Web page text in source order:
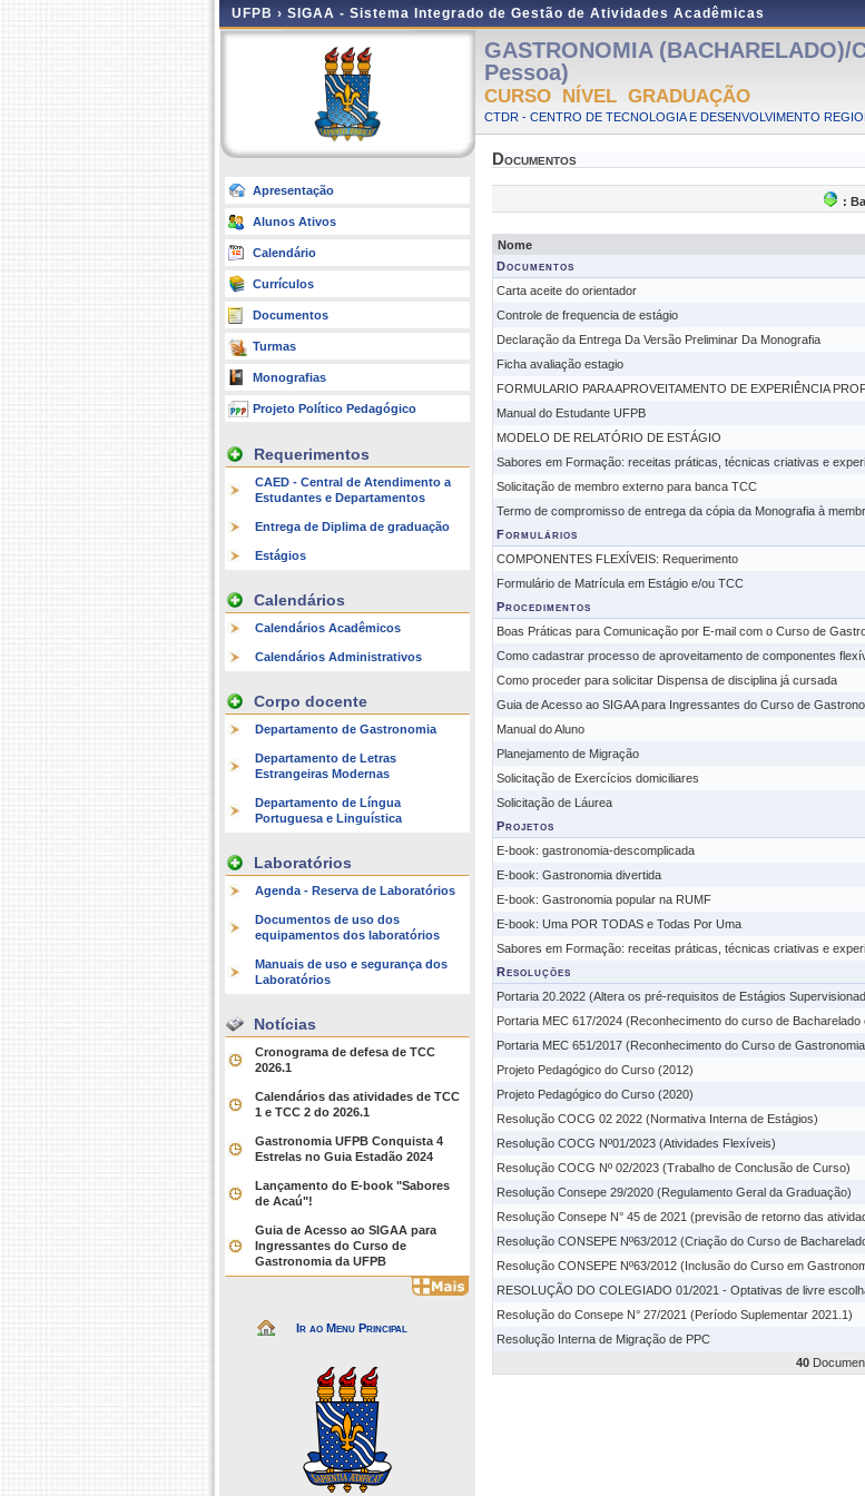
UFPB › SIGAA - Sistema Integrado de Gestão de Atividades Acadêmicas
Apresentação
Alunos Ativos
Calendário
Currículos
Documentos
Turmas
Monografias
Projeto Político Pedagógico
Requerimentos
CAED - Central de Atendimento a
Estudantes e Departamentos
Entrega de Diplima de graduação
Estágios
Calendários
Calendários Acadêmicos
Calendários Administrativos
Corpo docente
Departamento de Gastronomia
Departamento de Letras
Estrangeiras Modernas
Departamento de Língua
Portuguesa e Linguística
Laboratórios
Agenda - Reserva de Laboratórios
Documentos de uso dos
equipamentos dos laboratórios
Manuais de uso e segurança dos
Laboratórios
Notícias
Cronograma de defesa de TCC
2026.1
Calendários das atividades de TCC
1 e TCC 2 do 2026.1
Gastronomia UFPB Conquista 4
Estrelas no Guia Estadão 2024
Lançamento do E-book "Sabores
de Acaú"!
Guia de Acesso ao SIGAA para
Ingressantes do Curso de
Gastronomia da UFPB
Ir ao Menu Principal
GASTRONOMIA
Pessoa)
CURSO NÍVEL GRADUAÇÃO
CTDR - CENTRO DE TECNOLOGIA E DESENVOLVIMENTO
Documentos
:
Nome
Documentos
Carta aceite do orientador
Controle de frequencia de estágio
Declaração da Entrega Da Versão Preliminar Da Monografia
Ficha avaliação estagio
FORMULARIO PARA APROVEITAMENTO DE EXPERIÊNCIA
Manual do Estudante UFPB
MODELO DE RELATÓRIO DE ESTÁGIO
Sabores em Formação: receitas práticas, técnicas criativas e
Solicitação de membro externo para banca TCC
Termo de compromisso de entrega da cópia da Monografia à
Formulários
COMPONENTES FLEXÍVEIS: Requerimento
Formulário de Matrícula em Estágio e/ou TCC
Procedimentos
Boas Práticas para Comunicação por E-mail com o Curso de
Como cadastrar processo de aproveitamento de componentes
Como proceder para solicitar Dispensa de disciplina já cursada
Guia de Acesso ao SIGAA para Ingressantes do Curso de
Manual do Aluno
Planejamento de Migração
Solicitação de Exercícios domiciliares
Solicitação de Láurea
Projetos
E-book: gastronomia-descomplicada
E-book: Gastronomia divertida
E-book: Gastronomia popular na RUMF
E-book: Uma POR TODAS e Todas Por Uma
Sabores em Formação: receitas práticas, técnicas criativas e
Resoluções
Portaria 20.2022 (Altera os pré-requisitos de Estágios
Portaria MEC 617/2024 (Reconhecimento do curso de
Portaria MEC 651/2017 (Reconhecimento do Curso de
Projeto Pedagógico do Curso (2012)
Projeto Pedagógico do Curso (2020)
Resolução COCG 02 2022 (Normativa Interna de Estágios)
Resolução COCG Nº01/2023 (Atividades Flexíveis)
Resolução COCG Nº 02/2023 (Trabalho de Conclusão de Curso)
Resolução Consepe 29/2020 (Regulamento Geral da Graduação)
Resolução Consepe N° 45 de 2021 (previsão de retorno das
Resolução CONSEPE Nº63/2012 (Criação do Curso de
Resolução CONSEPE Nº63/2012 (Inclusão do Curso em
RESOLUÇÃO DO COLEGIADO 01/2021 - Optativas de livre
Resolução do Consepe N° 27/2021 (Período Suplementar 2021.1)
Resolução Interna de Migração de PPC
40